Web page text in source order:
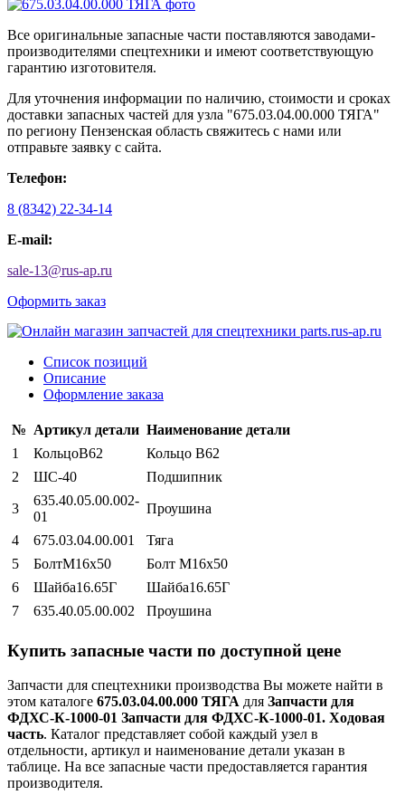
Все оригинальные запасные части поставляются заводами-
производителями спецтехники и имеют соответствующую
гарантию изготовителя.
Для уточнения информации по наличию, стоимости и сроках
доставки запасных частей для узла "675.03.04.00.000 ТЯГА"
по региону Пензенская область свяжитесь с нами или
отправьте заявку с сайта.
Телефон:
8 (8342) 22-34-14
E-mail:
sale-13@rus-ap.ru
Оформить заказ
Список позиций
Описание
Оформление заказа
№ Артикул детали Наименование детали
1
КольцоВ62
Кольцо В62
2
ШС-40 Подшипник
3
635.40.05.00.002-
01
Проушина
4 675.03.04.00.001
Тяга
5
БолтМ16х50
Болт М16х50
6
Шайба16.65Г
Шайба16.65Г
7
635.40.05.00.002 Проушина
Купить запасные части по доступной цене
Запчасти для спецтехники производства Вы можете найти в
этом каталоге 675.03.04.00.000 ТЯГА для Запчасти для
ФДХС-К-1000-01 Запчасти для ФДХС-К-1000-01. Ходовая
часть. Каталог представляет собой каждый узел в
отдельности, артикул и наименование детали указан в
таблице. На все запасные части предоставляется гарантия
производителя.